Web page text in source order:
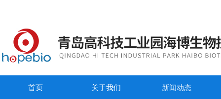
首页 关于我们 新闻动态